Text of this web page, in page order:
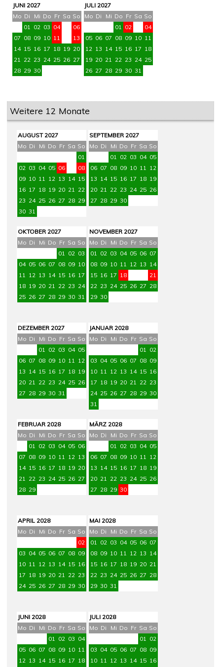
JUNI 2027
Mo Di Mi Do Fr Sa So
01 02 03 04
06
07 08 09 10 11
13
14 15 16 17 18 19 20
21 22 23 24 25 26 27
28 29 30
JULI 2027
Mo Di Mi Do Fr Sa So
01 02
04
05 06 07 08 09 10 11
12 13 14 15 16 17 18
19 20 21 22 23 24 25
26 27 28 29 30 31
Weitere 12 Monate
AUGUST 2027
Mo Di Mi Do Fr Sa So
01
02 03 04 05 06
08
09 10 11 12 13 14 15
16 17 18 19 20 21 22
23 24 25 26 27 28 29
30 31
SEPTEMBER 2027
Mo Di Mi Do Fr Sa So
01 02 03 04 05
06 07 08 09 10 11 12
13 14 15 16 17 18 19
20 21 22 23 24 25 26
27 28 29 30
OKTOBER 2027
Mo Di Mi Do Fr Sa So
01 02 03
04 05 06 07 08 09 10
11 12 13 14 15 16 17
18 19 20 21 22 23 24
25 26 27 28 29 30 31
NOVEMBER 2027
Mo Di Mi Do Fr Sa So
01 02 03 04 05 06 07
08 09 10 11 12 13 14
15 16 17 18
21
22 23 24 25 26 27 28
29 30
DEZEMBER 2027
Mo Di Mi Do Fr Sa So
01 02 03 04 05
06 07 08 09 10 11 12
13 14 15 16 17 18 19
20 21 22 23 24 25 26
27 28 29 30 31
JANUAR 2028
Mo Di Mi Do Fr Sa So
01 02
03 04 05 06 07 08 09
10 11 12 13 14 15 16
17 18 19 20 21 22 23
24 25 26 27 28 29 30
31
FEBRUAR 2028
Mo Di Mi Do Fr Sa So
01 02 03 04 05 06
07 08 09 10 11 12 13
14 15 16 17 18 19 20
21 22 23 24 25 26 27
28 29
MÄRZ 2028
Mo Di Mi Do Fr Sa So
01 02 03 04 05
06 07 08 09 10 11 12
13 14 15 16 17 18 19
20 21 22 23 24 25 26
27 28 29 30
APRIL 2028
Mo Di Mi Do Fr Sa So
02
03 04 05 06 07 08 09
10 11 12 13 14 15 16
17 18 19 20 21 22 23
24 25 26 27 28 29 30
MAI 2028
Mo Di Mi Do Fr Sa So
01 02 03 04 05 06 07
08 09 10 11 12 13 14
15 16 17 18 19 20 21
22 23 24 25 26 27 28
29 30 31
JUNI 2028
Mo Di Mi Do Fr Sa So
01 02 03 04
05 06 07 08 09 10 11
12 13 14 15 16 17 18
JULI 2028
Mo Di Mi Do Fr Sa So
01 02
03 04 05 06 07 08 09
10 11 12 13 14 15 16